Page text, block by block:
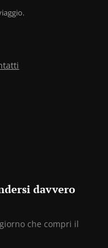
davvero
che compri il